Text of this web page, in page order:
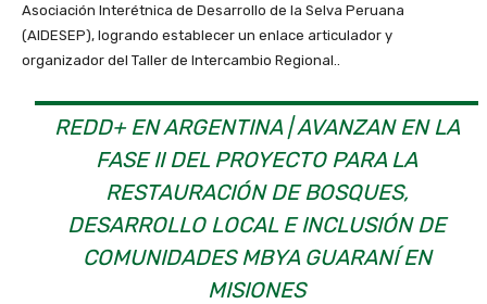
Asociación Interétnica de Desarrollo de la Selva Peruana
(AIDESEP), logrando establecer un enlace articulador y
organizador del Taller de Intercambio Regional..
REDD+ EN ARGENTINA | AVANZAN EN LA
FASE II DEL PROYECTO PARA LA
RESTAURACIÓN DE BOSQUES,
DESARROLLO LOCAL E INCLUSIÓN DE
COMUNIDADES MBYA GUARANÍ EN
MISIONES